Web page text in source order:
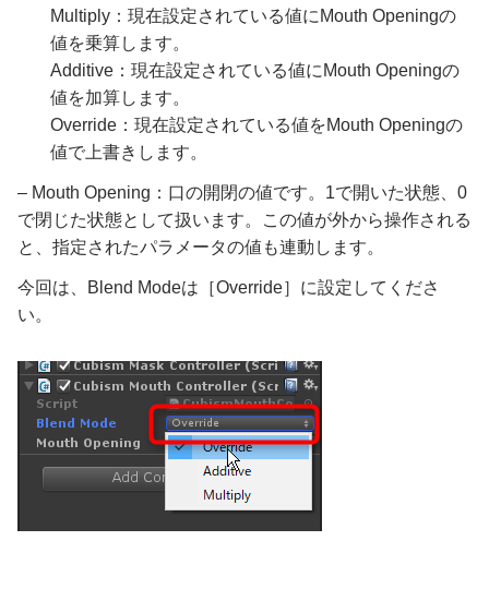
Multiply：現在設定されている値にMouth Openingの
値を乗算します。
Additive：現在設定されている値にMouth Openingの
値を加算します。
Override：現在設定されている値をMouth Openingの
値で上書きします。
– Mouth Opening：口の開閉の値です。1で開いた状態、0
で閉じた状態として扱います。この値が外から操作される
と、指定されたパラメータの値も連動します。
今回は、Blend Modeは［Override］に設定してくださ
い。